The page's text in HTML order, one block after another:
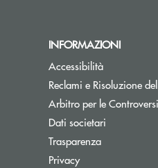
INFORMAZIONI
Accessibilità
Reclami e Risoluzione
Arbitro per le
Dati societari
Trasparenza
Privacy